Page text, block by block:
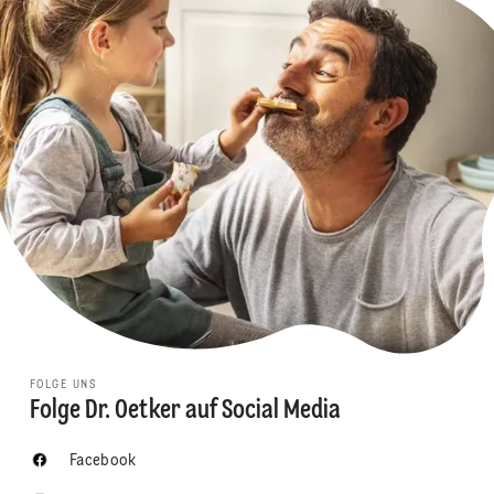
FOLGE UNS
Folge Dr. Oetker auf Social Media
Facebook